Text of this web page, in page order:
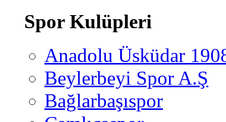
Spor Kulüpleri
Anadolu Üsküdar
Beylerbeyi Spor A.Ş
Bağlarbaşıspor